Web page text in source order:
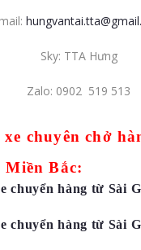
Sky: TTA Hưng
Zalo: 0902 519 513
chuyên chở
Miền Bắc:
chuyển hàng từ Sài
chuyển hàng từ Sài